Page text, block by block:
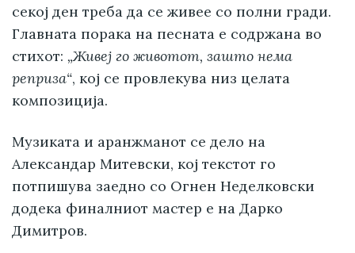
секој ден треба да се живее со полни гради.
Главната порака на песната е содржана во
стихот: „Живеј го животот, зашто нема
реприза“, кој се провлекува низ целата
композиција.
Музиката и аранжманот се дело на
Александар Митевски, кој текстот го
потпишува заедно со Огнен Неделковски
додека финалниот мастер е на Дарко
Димитров.